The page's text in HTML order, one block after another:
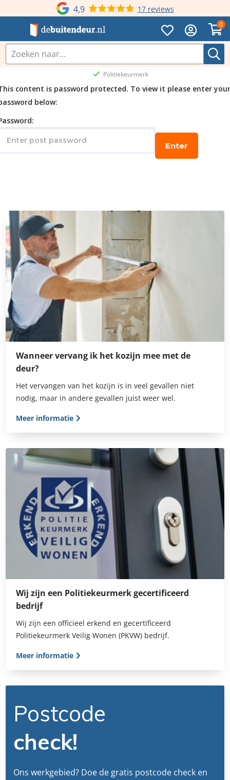
4,9 17 reviews
0
Politiekeurmerk
content is password protected. To view it please enter your
below:
Wanneer vervang ik het kozijn mee met de
deur?
Het vervangen van het kozijn is in veel gevallen niet
nodig, maar in andere gevallen juist weer wel.
Meer informatie
Wij zijn een Politiekeurmerk gecertificeerd
bedrijf
Wij zijn een officieel erkend en gecertificeerd
Politiekeurmerk Veilig Wonen (PKVW) bedrijf.
Meer informatie
Postcode
check!
Ons werkgebied? Doe de gratis postcode check en